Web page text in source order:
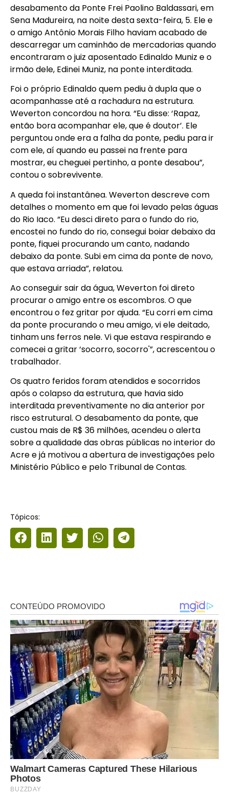
desabamento da Ponte Frei Paolino Baldassari, em
Sena Madureira, na noite desta sexta-feira, 5. Ele e
o amigo Antônio Morais Filho haviam acabado de
descarregar um caminhão de mercadorias quando
encontraram o juiz aposentado Edinaldo Muniz e o
irmão dele, Edinei Muniz, na ponte interditada.
Foi o próprio Edinaldo quem pediu à dupla que o
acompanhasse até a rachadura na estrutura.
Weverton concordou na hora. “Eu disse: ‘Rapaz,
então bora acompanhar ele, que é doutor’. Ele
perguntou onde era a falha da ponte, pediu para ir
com ele, aí quando eu passei na frente para
mostrar, eu cheguei pertinho, a ponte desabou”,
contou o sobrevivente.
A queda foi instantânea. Weverton descreve com
detalhes o momento em que foi levado pelas águas
do Rio Iaco. “Eu desci direto para o fundo do rio,
encostei no fundo do rio, consegui boiar debaixo da
ponte, fiquei procurando um canto, nadando
debaixo da ponte. Subi em cima da ponte de novo,
que estava arriada”, relatou.
Ao conseguir sair da água, Weverton foi direto
procurar o amigo entre os escombros. O que
encontrou o fez gritar por ajuda. “Eu corri em cima
da ponte procurando o meu amigo, vi ele deitado,
tinham uns ferros nele. Vi que estava respirando e
comecei a gritar ‘socorro, socorro'”, acrescentou o
trabalhador.
Os quatro feridos foram atendidos e socorridos
após o colapso da estrutura, que havia sido
interditada preventivamente no dia anterior por
risco estrutural. O desabamento da ponte, que
custou mais de R$ 36 milhões, acendeu o alerta
sobre a qualidade das obras públicas no interior do
Acre e já motivou a abertura de investigações pelo
Ministério Público e pelo Tribunal de Contas.
Tópicos: